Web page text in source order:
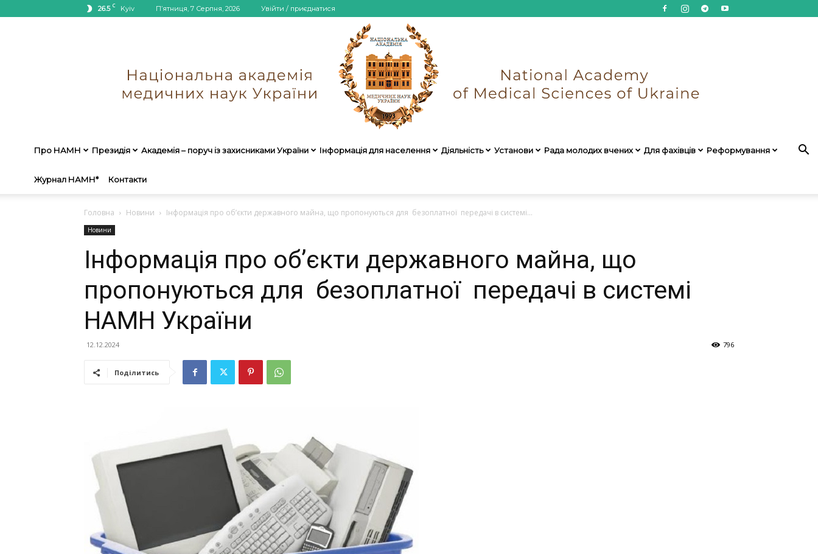
26.5 C Kyiv П’ятниця, 7 Серпня, 2026 Увійти / приєднатися
України
Про НАМН Президія Академія – поруч із захисниками України Інформація для населення Діяльність Установи Рада молодих вчених Для фахівців Реформування
Журнал НАМН* Контакти
Головна Новини Інформація про об’єкти державного майна, що пропонуються для безоплатної передачі в системі...
Новини
Інформація про об’єкти державного майна, що
пропонуються для безоплатної передачі в системі
НАМН України
12.12.2024 796
Поділитись